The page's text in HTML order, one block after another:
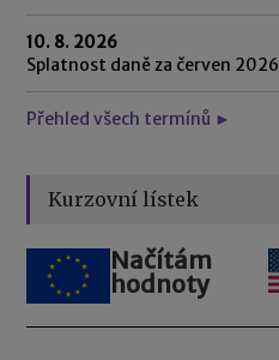
10. 8. 2026
Splatnost daně za červen 2026
Přehled všech termínů ►
Kurzovní lístek
Načítám
hodnoty